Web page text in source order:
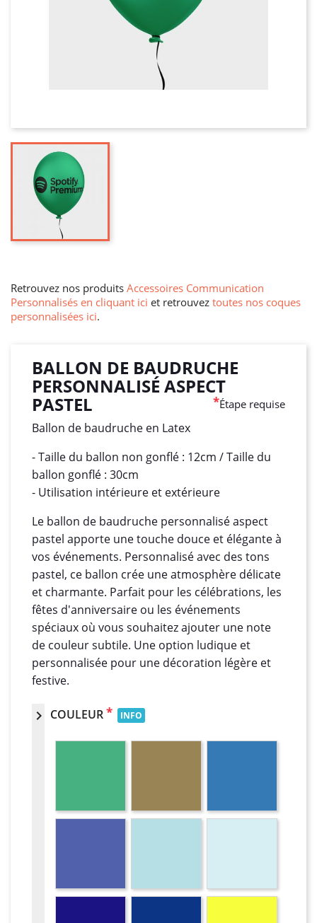
Retrouvez nos produits Accessoires Communication
Personnalisés en cliquant ici et retrouvez toutes nos coques
personnalisées ici.
BALLON DE BAUDRUCHE
PERSONNALISÉ ASPECT
PASTEL *Étape requise
Ballon de baudruche en Latex
- Taille du ballon non gonflé : 12cm / Taille du
ballon gonflé : 30cm
- Utilisation intérieure et extérieure
Le ballon de baudruche personnalisé aspect
pastel apporte une touche douce et élégante à
vos événements. Personnalisé avec des tons
pastel, ce ballon crée une atmosphère délicate
et charmante. Parfait pour les célébrations, les
fêtes d'anniversaire ou les événements
spéciaux où vous souhaitez ajouter une note
de couleur subtile. Une option ludique et
personnalisée pour une décoration légère et
festive.
chevron_right COULEUR* INFO